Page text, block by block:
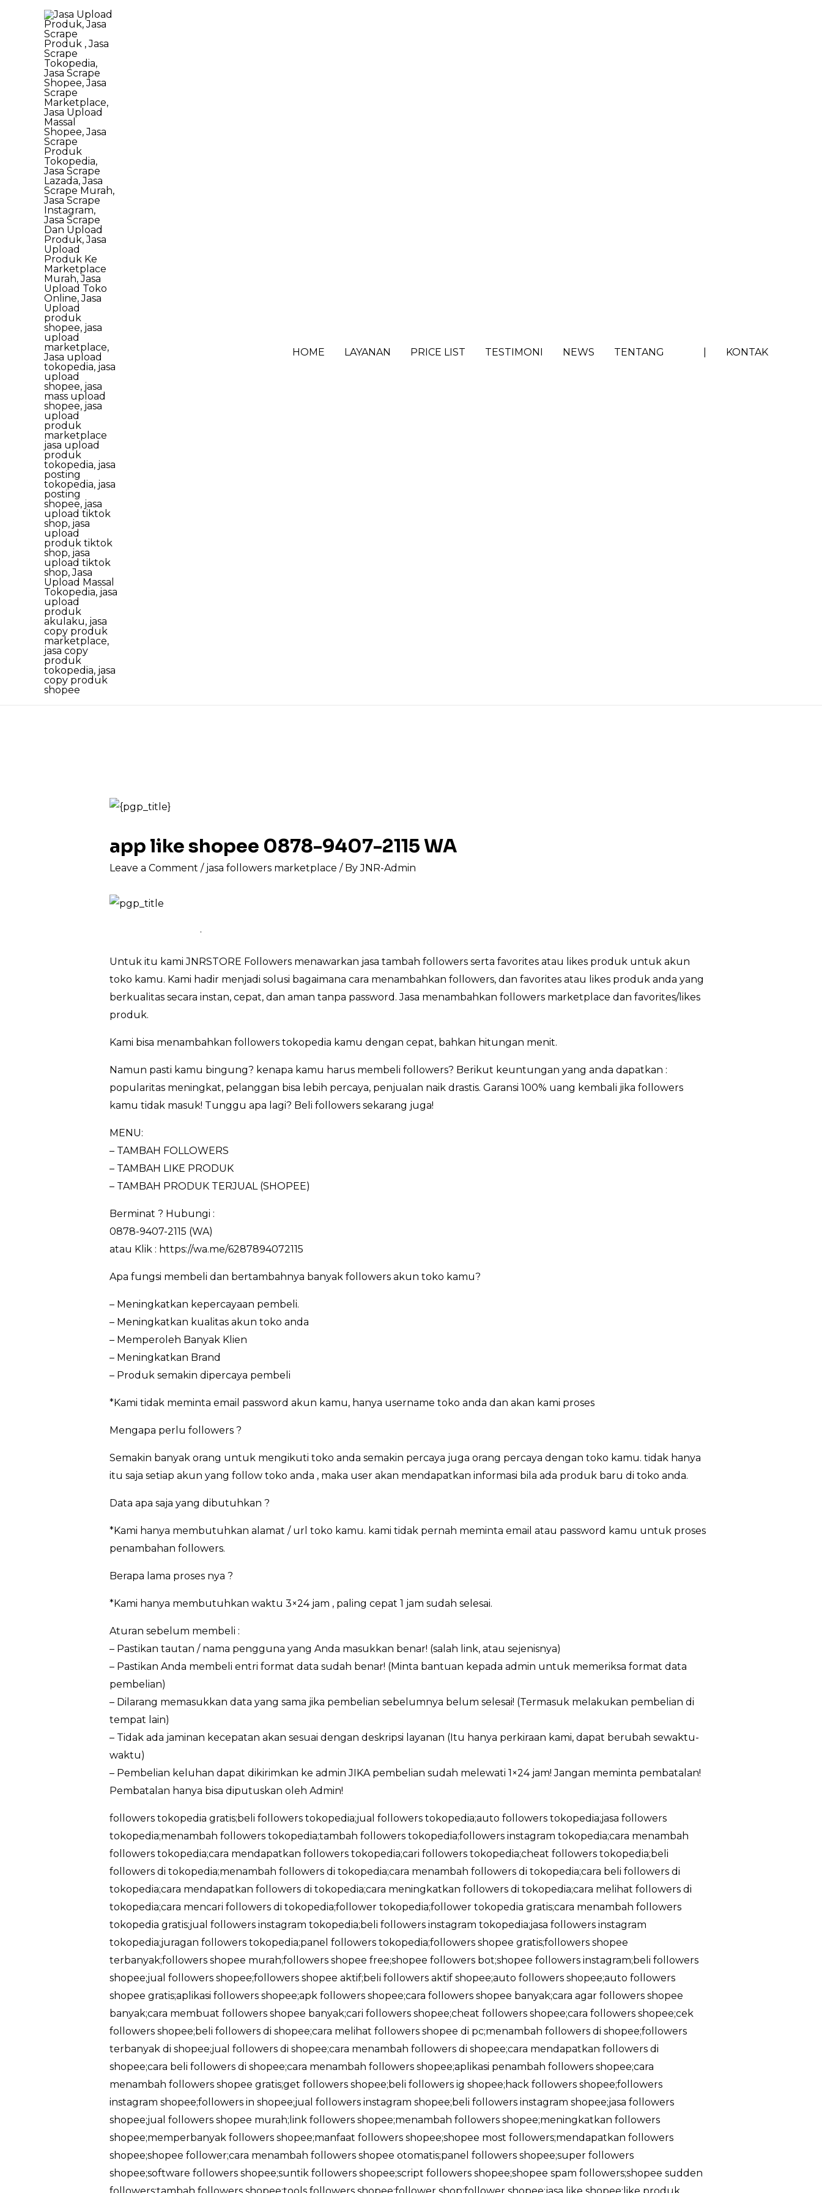
HOME LAYANAN PRICE LIST TESTIMONI NEWS TENTANG KONTAK
app like shopee 0878-9407-2115 WA
Leave a Comment / jasa followers marketplace / ByJNR-Admin
.
Untuk itu kami JNRSTORE Followers menawarkan jasa tambah followers serta favorites atau likes produk untuk akun
toko kamu. Kami hadir menjadi solusi bagaimana cara menambahkan followers, dan favorites atau likes produk anda yang
berkualitas secara instan, cepat, dan aman tanpa password. Jasa menambahkan followers marketplace dan favorites/likes
produk.
Kami bisa menambahkan followers tokopedia kamu dengan cepat, bahkan hitungan menit.
Namun pasti kamu bingung? kenapa kamu harus membeli followers? Berikut keuntungan yang anda dapatkan :
popularitas meningkat, pelanggan bisa lebih percaya, penjualan naik drastis. Garansi 100% uang kembali jika followers
kamu tidak masuk! Tunggu apa lagi? Beli followers sekarang juga!
MENU:
– TAMBAH FOLLOWERS
– TAMBAH LIKE PRODUK
– TAMBAH PRODUK TERJUAL (SHOPEE)
Berminat ? Hubungi :
0878-9407-2115 (WA)
atau Klik : https://wa.me/6287894072115
Apa fungsi membeli dan bertambahnya banyak followers akun toko kamu?
– Meningkatkan kepercayaan pembeli.
– Meningkatkan kualitas akun toko anda
– Memperoleh Banyak Klien
– Meningkatkan Brand
– Produk semakin dipercaya pembeli
*Kami tidak meminta email password akun kamu, hanya username toko anda dan akan kami proses
Mengapa perlu followers ?
Semakin banyak orang untuk mengikuti toko anda semakin percaya juga orang percaya dengan toko kamu. tidak hanya
itu saja setiap akun yang follow toko anda , maka user akan mendapatkan informasi bila ada produk baru di toko anda.
Data apa saja yang dibutuhkan ?
*Kami hanya membutuhkan alamat / url toko kamu. kami tidak pernah meminta email atau password kamu untuk proses
penambahan followers.
Berapa lama proses nya ?
*Kami hanya membutuhkan waktu 3×24 jam , paling cepat 1 jam sudah selesai.
Aturan sebelum membeli :
– Pastikan tautan / nama pengguna yang Anda masukkan benar! (salah link, atau sejenisnya)
– Pastikan Anda membeli entri format data sudah benar! (Minta bantuan kepada admin untuk memeriksa format data
pembelian)
– Dilarang memasukkan data yang sama jika pembelian sebelumnya belum selesai! (Termasuk melakukan pembelian di
tempat lain)
– Tidak ada jaminan kecepatan akan sesuai dengan deskripsi layanan (Itu hanya perkiraan kami, dapat berubah sewaktu-
waktu)
– Pembelian keluhan dapat dikirimkan ke admin JIKA pembelian sudah melewati 1×24 jam! Jangan meminta pembatalan!
Pembatalan hanya bisa diputuskan oleh Admin!
followers tokopedia gratis;beli followers tokopedia;jual followers tokopedia;auto followers tokopedia;jasa followers
tokopedia;menambah followers tokopedia;tambah followers tokopedia;followers instagram tokopedia;cara menambah
followers tokopedia;cara mendapatkan followers tokopedia;cari followers tokopedia;cheat followers tokopedia;beli
followers di tokopedia;menambah followers di tokopedia;cara menambah followers di tokopedia;cara beli followers di
tokopedia;cara mendapatkan followers di tokopedia;cara meningkatkan followers di tokopedia;cara melihat followers di
tokopedia;cara mencari followers di tokopedia;follower tokopedia;follower tokopedia gratis;cara menambah followers
tokopedia gratis;jual followers instagram tokopedia;beli followers instagram tokopedia;jasa followers instagram
tokopedia;juragan followers tokopedia;panel followers tokopedia;followers shopee gratis;followers shopee
terbanyak;followers shopee murah;followers shopee free;shopee followers bot;shopee followers instagram;beli followers
shopee;jual followers shopee;followers shopee aktif;beli followers aktif shopee;auto followers shopee;auto followers
shopee gratis;aplikasi followers shopee;apk followers shopee;cara followers shopee banyak;cara agar followers shopee
banyak;cara membuat followers shopee banyak;cari followers shopee;cheat followers shopee;cara followers shopee;cek
followers shopee;beli followers di shopee;cara melihat followers shopee di pc;menambah followers di shopee;followers
terbanyak di shopee;jual followers di shopee;cara menambah followers di shopee;cara mendapatkan followers di
shopee;cara beli followers di shopee;cara menambah followers shopee;aplikasi penambah followers shopee;cara
menambah followers shopee gratis;get followers shopee;beli followers ig shopee;hack followers shopee;followers
instagram shopee;followers in shopee;jual followers instagram shopee;beli followers instagram shopee;jasa followers
shopee;jual followers shopee murah;link followers shopee;menambah followers shopee;meningkatkan followers
shopee;memperbanyak followers shopee;manfaat followers shopee;shopee most followers;mendapatkan followers
shopee;shopee follower;cara menambah followers shopee otomatis;panel followers shopee;super followers
shopee;software followers shopee;suntik followers shopee;script followers shopee;shopee spam followers;shopee sudden
followers;tambah followers shopee;tools followers shopee;follower shop;follower shopee;jasa like shopee;like produk